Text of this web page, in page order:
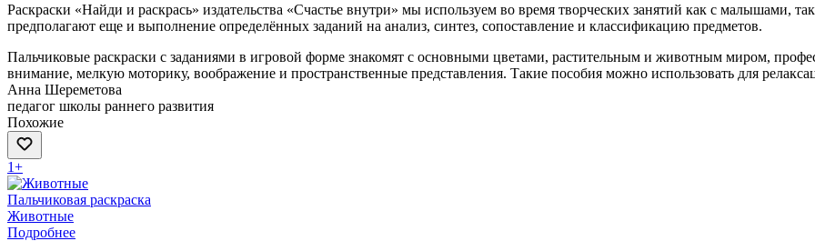
Раскраски «Найди и раскрась» издательства «Счастье внутри» мы используем во время творческих занятий как с малышами,
предполагают еще и выполнение определённых заданий на анализ, синтез, сопоставление и классификацию предметов.
Пальчиковые раскраски с заданиями в игровой форме знакомят с основными цветами, растительным и животным миром,
внимание, мелкую моторику, воображение и пространственные представления. Такие пособия можно использовать для
Анна Шереметова
педагог школы раннего развития
Похожие
1+
Пальчиковая раскраска
Животные
Подробнее